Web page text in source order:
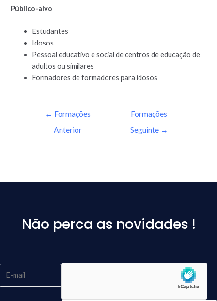
Público-alvo
Estudantes
Idosos
Pessoal educativo e social de centros de educação de
adultos ou similares
Formadores de formadores para idosos
← Formações
Anterior
Formações
Seguinte →
Não perca as novidades !